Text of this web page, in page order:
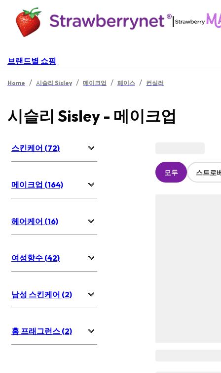
|
브랜드별 쇼핑
Home / 시슬리 Sisley / 메이크업 / 페이스 / 컨실러
시슬리 Sisley - 메이크업
스킨케어 (72)
메이크업 (164)
헤어케어 (16)
여성향수 (42)
남성 스킨케어 (2)
홈 프래그런스 (2)
모두 스트로